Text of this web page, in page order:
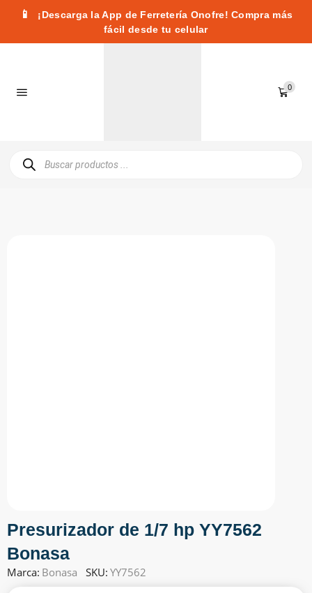
📱
¡Descarga la App de Ferretería Onofre! Compra más
fácil desde tu celular
0
Presurizador de 1/7 hp YY7562
Bonasa
Marca: Bonasa SKU: YY7562